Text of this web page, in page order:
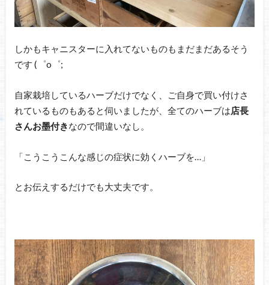
しかもキャニスターに入れてないものもまだまだあるそう
です (゜o゜;
自家栽培しているハーブだけでなく、ご自身で買い付けさ
れているものもあると伺いましたが、全てのハーブは店長
さんお墨付きなので間違いなし。
「こうこうこんな感じの症状に効くハーブを…」
とお伝えするだけでも大丈夫です。